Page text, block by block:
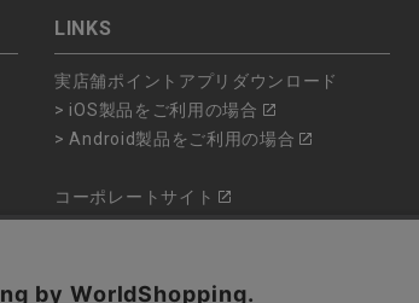
LINKS
実店舗ポイントアプリダウンロード
> iOS製品をご利用の場合
> Android製品をご利用の場合
コーポレートサイト
ショップリスト